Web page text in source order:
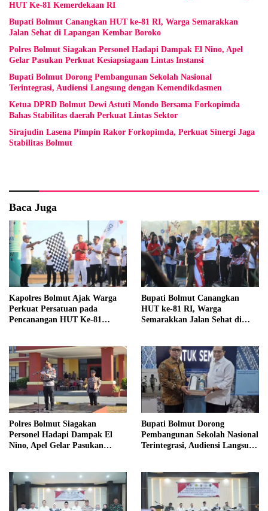
HUT Ke-81 Kemerdekaan RI
Bupati Bolmut Canangkan HUT ke-81 RI, Warga Semarakkan
Jalan Sehat di Lapangan Kembar Boroko
Polres Bolmut Siagakan Personel Hadapi Dampak El Nino, Apel
Gelar Pasukan Perkuat Kesiapsiagaan Lintas Instansi
Bupati Bolmut Dorong Pembangunan Sekolah Nasional
Terintegrasi, Audiensi Langsung dengan Kemendikdasmen
Ketua DPRD Bolmut Dewi Astuti Mondo Bersama Forkopimda
Bahas Stabilitas daerah Perkuat Lintas Sektor
Sirajudin Lasena Pimpin Rakor Forkopimda, Perkuat Sinergi Jaga
Stabilitas Bolmut
Baca Juga
Kapolres Bolmut Ajak Warga
Perkuat Persatuan pada
Pencanangan HUT Ke-81
Bupati Bolmut Canangkan
HUT ke-81 RI, Warga
Semarakkan Jalan Sehat di
Polres Bolmut Siagakan
Personel Hadapi Dampak El
Nino, Apel Gelar Pasukan
Bupati Bolmut Dorong
Pembangunan Sekolah Nasional
Terintegrasi, Audiensi Langsung